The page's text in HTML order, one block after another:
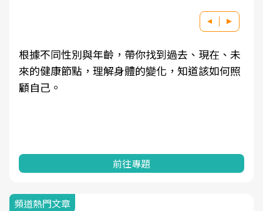
根據不同性別與年齡，帶你找到過去、現在、未
來的健康節點，理解身體的變化，知道該如何照
顧自己。
前往專題
頻道熱門文章